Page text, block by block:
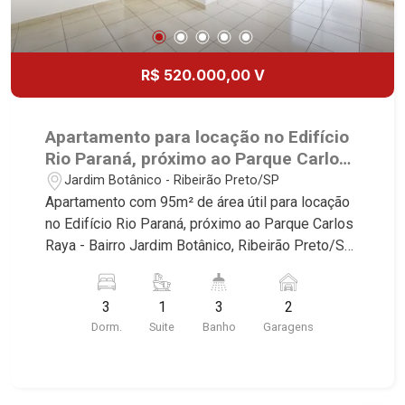
R$ 520.000,00 V
Apartamento para locação no Edifício
Rio Paraná, próximo ao Parque Carlos
Raya - Ribeirão Preto/SP.
Jardim Botânico - Ribeirão Preto/SP
Apartamento com 95m² de área útil para locação
no Edifício Rio Paraná, próximo ao Parque Carlos
Raya - Bairro Jardim Botânico, Ribeirão Preto/SP.
Martinelli Imobiliária selecionou para você: -
95m² de área útil - 3 dormitórios com armários
sendo 1 suíte com ar-condicionado - Banheiro
3
Dorm.
1
Suite
3
Banho
2
Garagens